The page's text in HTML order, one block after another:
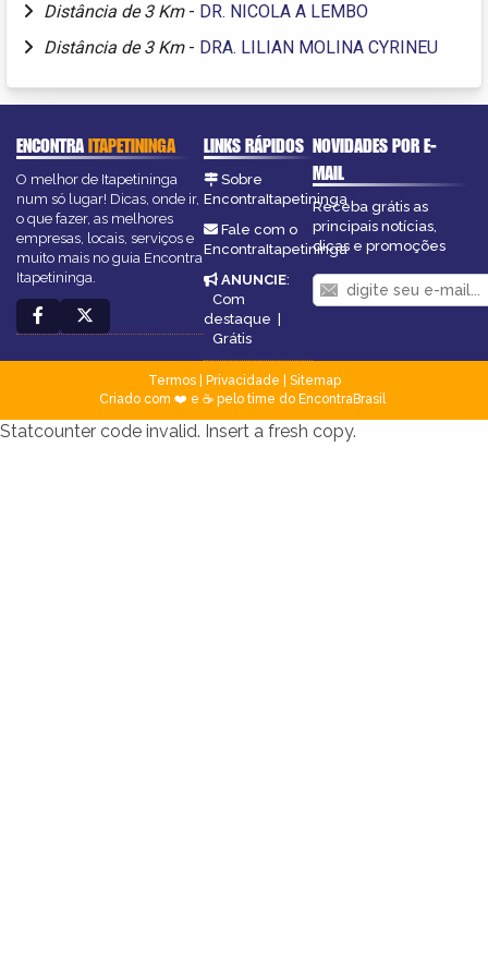
Distância de 3 Km - DR. NICOLA A LEMBO
Distância de 3 Km - DRA. LILIAN MOLINA CYRINEU
ENCONTRAITAPETININGA
O melhor de Itapetininga
num só lugar! Dicas, onde ir,
o que fazer, as melhores
empresas, locais, serviços e
muito mais no guia Encontra
Itapetininga.
LINKS RÁPIDOS
Sobre
EncontraItapetininga
Fale com o
EncontraItapetininga
ANUNCIE:
Com
destaque
Grátis
NOVIDADES POR E-
MAIL
Receba grátis as
principais notícias,
dicas e promoções
Termos| Privacidade
Sitemap
Criado com ❤️ e ☕ pelo time do EncontraBrasil
Statcounter code invalid. Insert a fresh copy.